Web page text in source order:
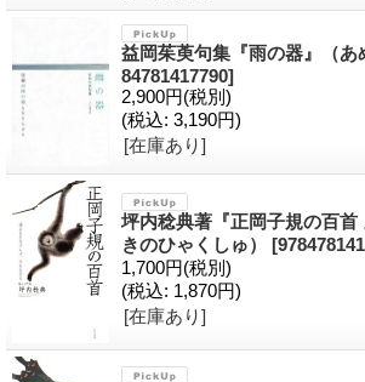
益岡茱萸句集『雨の器』（あ
84781417790]
2,900円(税別)
(税込: 3,190円)
[在庫あり]
坪内稔典著『正岡子規の百首
きのひゃくしゅ）
1,700円(税別)
(税込: 1,870円)
[在庫あり]